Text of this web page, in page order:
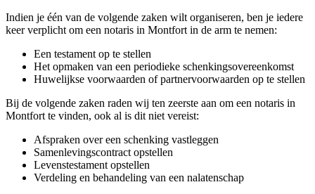
Indien je één van de volgende zaken wilt organiseren, ben je iedere
keer verplicht om een notaris in Montfort in de arm te nemen:
Een testament op te stellen
Het opmaken van een periodieke schenkingsovereenkomst
Huwelijkse voorwaarden of partnervoorwaarden op te stellen
Bij de volgende zaken raden wij ten zeerste aan om een notaris in
Montfort te vinden, ook al is dit niet vereist:
Afspraken over een schenking vastleggen
Samenlevingscontract opstellen
Levenstestament opstellen
Verdeling en behandeling van een nalatenschap